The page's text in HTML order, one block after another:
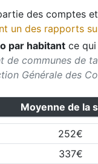
des comptes
un des rapports
par habitant ce
de communes de
Générale des
Moyenne de la
252€
337€